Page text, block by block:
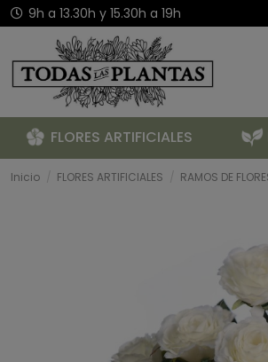
9h a 13.30h y 15.30h a 19h
FLORES ARTIFICIALES
Inicio FLORES ARTIFICIALES RAMOS DE